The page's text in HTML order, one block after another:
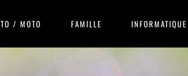
/ MOTO FAMILLE INFORMATIQUE